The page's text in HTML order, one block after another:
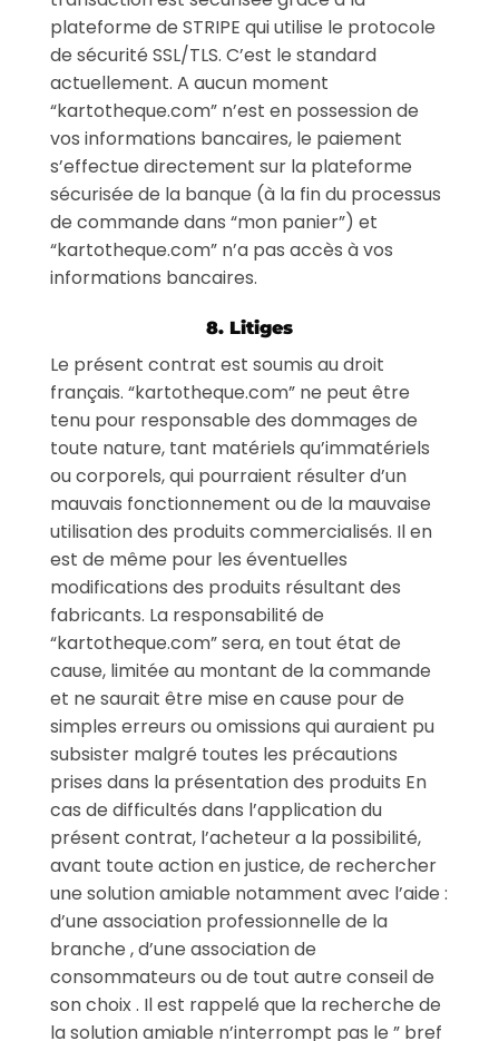
plateforme de STRIPE qui utilise le protocole
de sécurité SSL/TLS. C’est le standard
actuellement. A aucun moment
“kartotheque.com” n’est en possession de
vos informations bancaires, le paiement
s’effectue directement sur la plateforme
sécurisée de la banque (à la fin du processus
de commande dans “mon panier”) et
“kartotheque.com” n’a pas accès à vos
informations bancaires.
8. Litiges
Le présent contrat est soumis au droit
français. “kartotheque.com” ne peut être
tenu pour responsable des dommages de
toute nature, tant matériels qu’immatériels
ou corporels, qui pourraient résulter d’un
mauvais fonctionnement ou de la mauvaise
utilisation des produits commercialisés. Il en
est de même pour les éventuelles
modifications des produits résultant des
fabricants. La responsabilité de
“kartotheque.com” sera, en tout état de
cause, limitée au montant de la commande
et ne saurait être mise en cause pour de
simples erreurs ou omissions qui auraient pu
subsister malgré toutes les précautions
prises dans la présentation des produits En
cas de difficultés dans l’application du
présent contrat, l’acheteur a la possibilité,
avant toute action en justice, de rechercher
une solution amiable notamment avec l’aide :
d’une association professionnelle de la
branche , d’une association de
consommateurs ou de tout autre conseil de
son choix . Il est rappelé que la recherche de
la solution amiable n’interrompt pas le ” bref